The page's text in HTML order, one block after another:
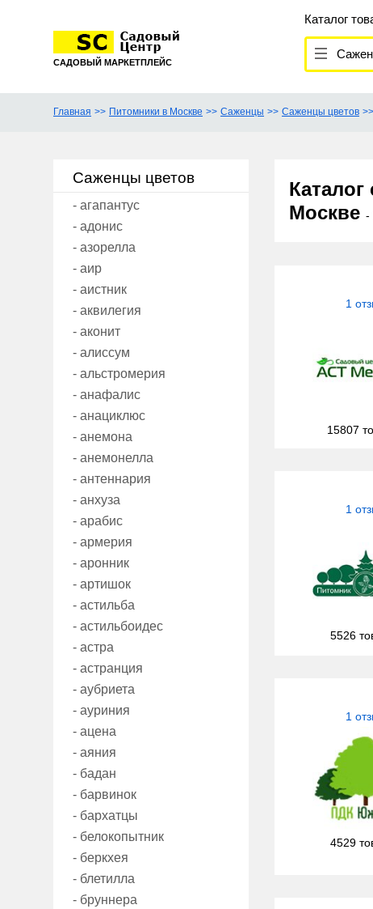
САДОВЫЙ МАРКЕТПЛЕЙС
Каталог
Саженцы
Главная Питомники в Москве Саженцы Саженцы цветов
Саженцы цветов
- агапантус
- адонис
- азорелла
- аир
- аистник
- аквилегия
- аконит
- алиссум
- альстромерия
- анафалис
- анациклюс
- анемона
- анемонелла
- антеннария
- анхуза
- арабис
- армерия
- аронник
- артишок
- астильба
- астильбоидес
- астра
- астранция
- аубриета
- ауриния
- ацена
- аяния
- бадан
- барвинок
- бархатцы
- белокопытник
- беркхея
- блетилла
- бруннера
Москве -
1
15807
1
5526
1
4529